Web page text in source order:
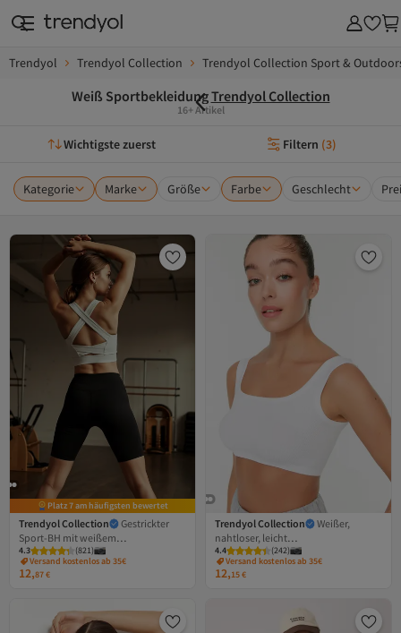
Trendyol Trendyol Collection Trendyol Collection Sport &
Weiß SportbekleidungTrendyol Collection
16+ Artikel
Wichtigste zuerst Filtern (3)
Kategorie Marke Größe Farbe Geschlecht
Platz 7 am häufigsten bewertet
Trendyol Collection
Gestrickter
Sport-BH mit weißem
Support/Shaper-Rücken-Detail und
dickem Riemen TWOSS22SS0040
4.3 (821)
Versand kostenlos ab 35€
12,87€
Trendyol Collection
Weißer,
nahtloser, leicht
stützender/formgebender, dick
gepolsterter, gestrickter Sport-BH mit
Trägern TWOSS21SS0008
4.4 (242)
Versand kostenlos ab 35€
12,15€